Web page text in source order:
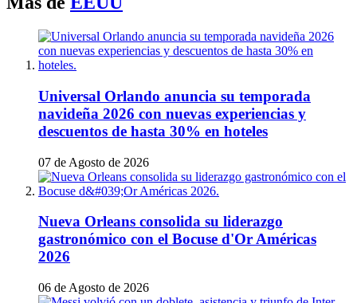
Universal Orlando anuncia su temporada
navideña 2026 con nuevas experiencias y
descuentos de hasta 30% en hoteles
07 de Agosto de 2026
Nueva Orleans consolida su liderazgo
gastronómico con el Bocuse d'Or Américas
2026
06 de Agosto de 2026